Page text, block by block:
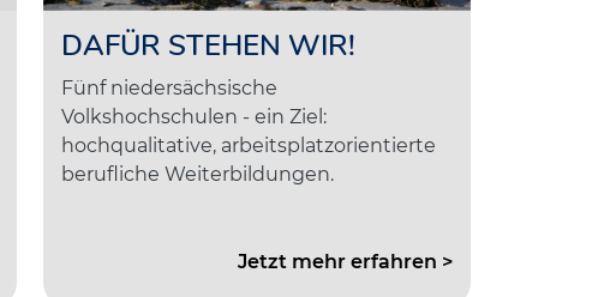
DAFÜR STEHEN WIR!
Fünf niedersächsische
Volkshochschulen - ein Ziel:
hochqualitative, arbeitsplatzorientierte
berufliche Weiterbildungen.
Jetzt mehr erfahren >